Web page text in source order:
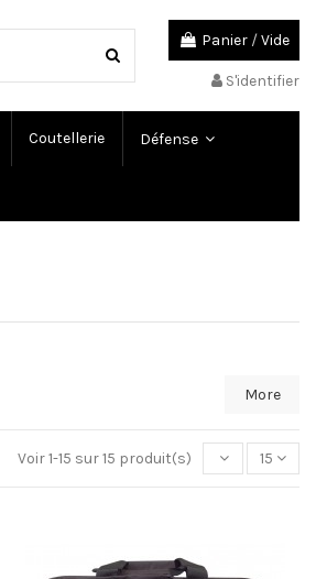
Panier /Vide
S'identifier
Coutellerie Défense
More
Voir 1-15 sur 15 produit(s) 15